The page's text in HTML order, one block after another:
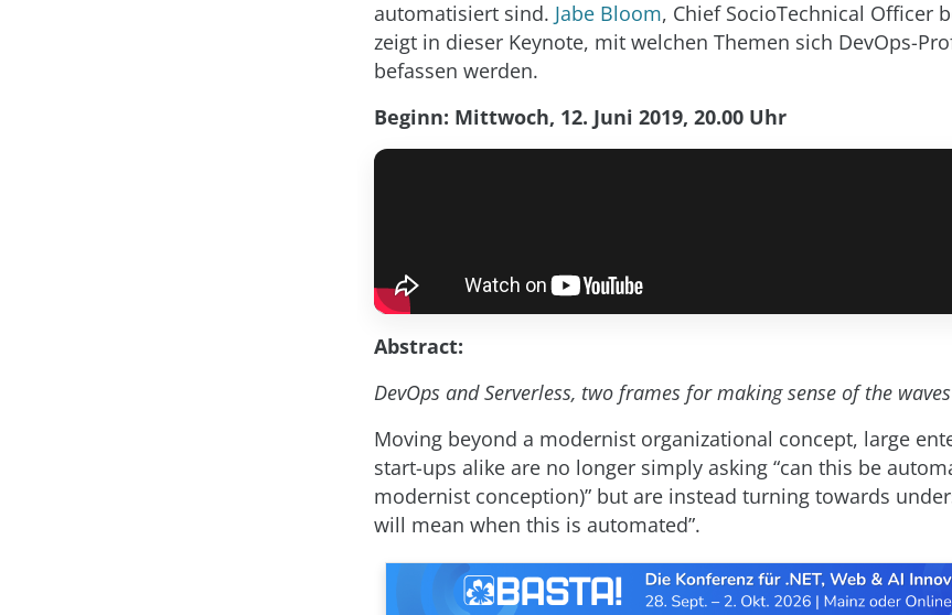
automatisiert sind. Jabe Bloom, Chief SocioTechnical Officer
zeigt in dieser Keynote, mit welchen Themen sich DevOps-
befassen werden.
Beginn: Mittwoch, 12. Juni 2019, 20.00 Uhr
Abstract:
DevOps and Serverless, two frames for making sense of the
Moving beyond a modernist organizational concept, large
start-ups alike are no longer simply asking “can this be
modernist conception)” but are instead turning towards
will mean when this is automated”.